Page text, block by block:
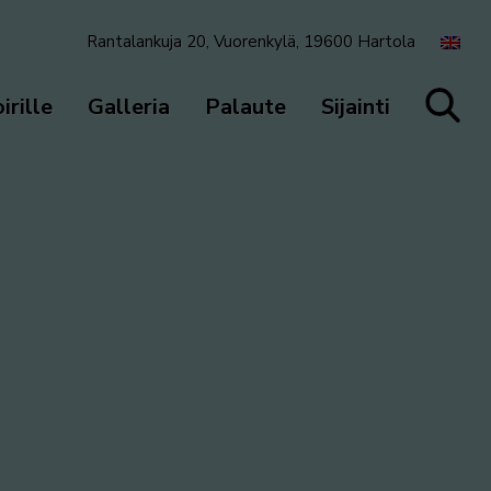
Rantalankuja 20, Vuorenkylä, 19600 Hartola
Galleria Palaute Sijainti